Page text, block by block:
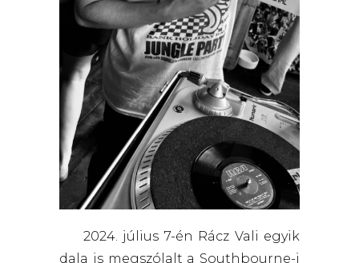
2024. július 7-én Rácz Vali egyik
dala is megszólalt a Southbourne-i